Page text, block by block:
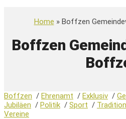
Home » Boffzen
Boffzen
Boffzen / Ehrenamt / Exklusiv /
Jubiläen / Politik / Sport / Tradition
Vereine